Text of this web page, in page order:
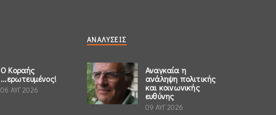
Ο Κοραής
...ερωτευμένος!
06 ΑΥΓ 2026
ΑΝΑΛΎΣΕΙΣ
Αναγκαία η
ανάληψη πολιτικής
και κοινωνικής
ευθύνης
09 ΑΥΓ 2026